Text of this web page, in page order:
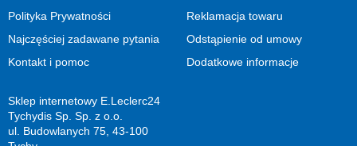
Polityka Prywatności
Najczęściej zadawane pytania
Kontakt i pomoc
Reklamacja towaru
Odstąpienie od umowy
Dodatkowe informacje
Sklep internetowy E.Leclerc24
Tychydis Sp. Sp. z o.o.
ul. Budowlanych 75, 43-100